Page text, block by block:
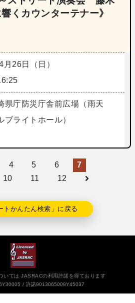
くカウンターテナー》
月26日（日）
県庁防災庁舎前広場（雨天
ブライトホール）
4 5 6
7
10 11 12
かんたん検索」に戻る
いては JASRACの利用許諾を得ております
許諾9013065008Y45037